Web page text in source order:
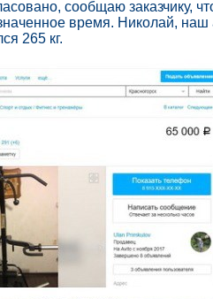
сообщаю заказчику,
время. Николай,
265 кг.